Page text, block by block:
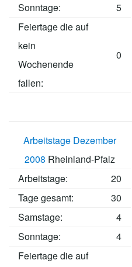
Sonntage:
5
Feiertage die auf
kein
Wochenende
fallen:
0
Arbeitstage Dezember
2008 Rheinland-Pfalz
Arbeitstage:
20
Tage gesamt:
30
Samstage:
4
Sonntage:
4
Feiertage die auf